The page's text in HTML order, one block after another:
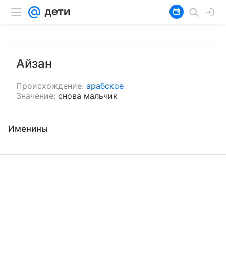
Айзан
Происхождение: арабское
Значение: снова мальчик
Именины